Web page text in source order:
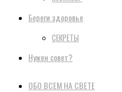
Береги здоровье
СЕКРЕТЫ
Нужен совет?
ОБО ВСЕМ НА СВЕТЕ